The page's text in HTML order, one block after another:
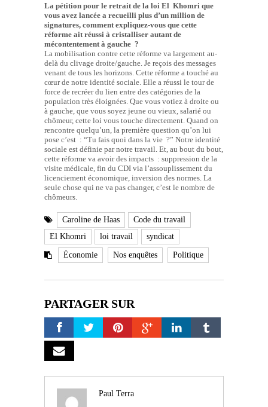
La pétition pour le retrait de la loi El Khomri que
vous avez lancée a recueilli plus d’un million de
signatures, comment expliquez-vous que cette
réforme ait réussi à cristalliser autant de
mécontentement à gauche ?
La mobilisation contre cette réforme va largement au-
delà du clivage droite/gauche. Je reçois des messages
venant de tous les horizons. Cette réforme a touché au
cœur de notre identité sociale. Elle a réussi le tour de
force de recréer du lien entre des catégories de la
population très éloignées. Que vous votiez à droite ou
à gauche, que vous soyez jeune ou vieux, salarié ou
chômeur, cette loi vous touche directement. Quand on
rencontre quelqu’un, la première question qu’on lui
pose c’est : “Tu fais quoi dans la vie ?” Notre identité
sociale est définie par notre travail. Et, au bout du bout,
cette réforme va avoir des impacts : suppression de la
visite médicale, fin du CDI via l’assouplissement du
licenciement économique, inversion des normes. La
seule chose qui ne va pas changer, c’est le nombre de
chômeurs.
Caroline de Haas
Code du travail
El Khomri
loi travail syndicat
Économie Nos enquêtes Politique
PARTAGER SUR
Paul Terra